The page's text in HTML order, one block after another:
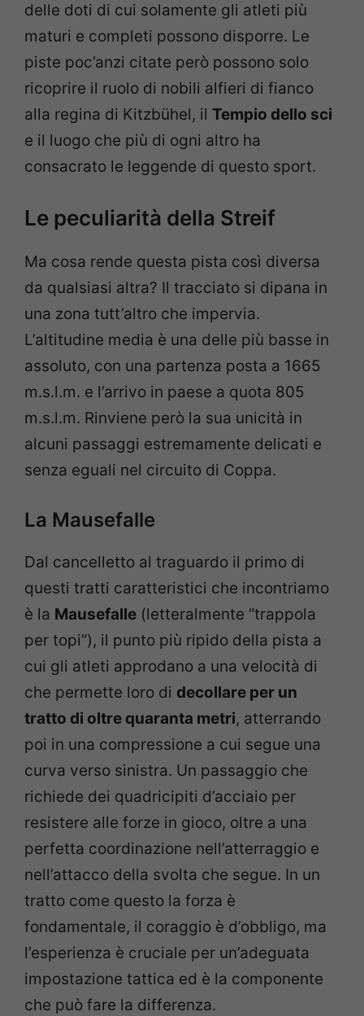
delle doti di cui solamente gli atleti più
maturi e completi possono disporre. Le
piste poc’anzi citate però possono solo
ricoprire il ruolo di nobili alfieri di fianco
alla regina di Kitzbühel, il Tempio dello sci
e il luogo che più di ogni altro ha
consacrato le leggende di questo sport.
Le peculiarità della Streif
Ma cosa rende questa pista così diversa
da qualsiasi altra? Il tracciato si dipana in
una zona tutt’altro che impervia.
L’altitudine media è una delle più basse in
assoluto, con una partenza posta a 1665
m.s.l.m. e l’arrivo in paese a quota 805
m.s.l.m. Rinviene però la sua unicità in
alcuni passaggi estremamente delicati e
senza eguali nel circuito di Coppa.
La Mausefalle
Dal cancelletto al traguardo il primo di
questi tratti caratteristici che incontriamo
è la Mausefalle (letteralmente “trappola
per topi”), il punto più ripido della pista a
cui gli atleti approdano a una velocità di
che permette loro di decollare per un
tratto di oltre quaranta metri, atterrando
poi in una compressione a cui segue una
curva verso sinistra. Un passaggio che
richiede dei quadricipiti d’acciaio per
resistere alle forze in gioco, oltre a una
perfetta coordinazione nell’atterraggio e
nell’attacco della svolta che segue. In un
tratto come questo la forza è
fondamentale, il coraggio è d’obbligo, ma
l’esperienza è cruciale per un’adeguata
impostazione tattica ed è la componente
che può fare la differenza.